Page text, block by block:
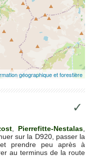
✓
Pierrefitte-Nestalas
sur la D920, passer la
prendre peu après à
au terminus de la route